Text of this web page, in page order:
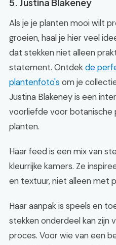
Als je je planten mooi wilt
groeien, haal je hier veel
dat stekken niet alleen
statement. Ontdekde
plantenfoto's om je
Justina Blakeney is een
voorliefde voor botanische
planten.
Haar feed is een mix van
kleurrijke kamers. Ze
en textuur, niet alleen met
Haar aanpak is speels en
stekken onderdeel kan zijn
proces. Voor wie van een